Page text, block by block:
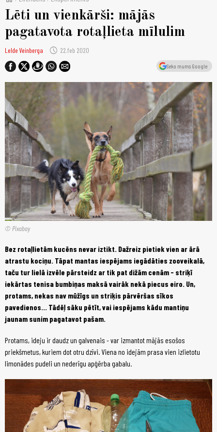
Lēti un vienkārši: mājās
pagatavota rotaļlieta mīlulim
Lelde Veinberga schedule 22.feb 2020
Seko mums Google
© Pixabay
Bez rotaļlietām kucēns nevar iztikt. Dažreiz pietiek vien ar ārā
atrastu kociņu. Tāpat mantas iespējams iegādāties zooveikalā,
taču tur lielā izvēle pārsteidz ar tik pat dižām cenām - striķī
iekārtas tenisa bumbiņas maksā vairāk nekā piecus eiro. Un,
protams, nekas nav mūžīgs un striķis pārvēršas sīkos
pavedienos... Tādēļ sāku pētīt, vai iespējams kādu mantiņu
jaunam sunim pagatavot pašam.
Protams, ideju ir daudz un galvenais - var izmantot mājās esošos
priekšmetus, kuriem dot otru dzīvi. Viena no idejām prasa vien izlietotu
limonādes pudeli un nederīgu apģērba gabalu.